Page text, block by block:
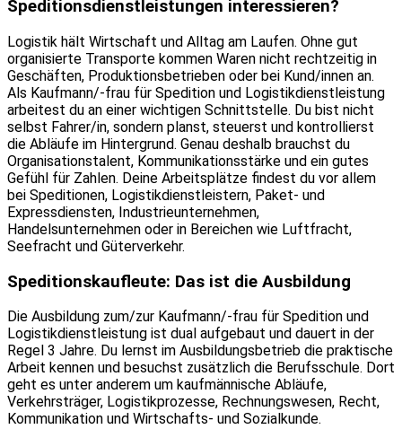
Speditionsdienstleistungen interessieren?
Logistik hält Wirtschaft und Alltag am Laufen. Ohne gut
organisierte Transporte kommen Waren nicht rechtzeitig in
Geschäften, Produktionsbetrieben oder bei Kund/innen an.
Als Kaufmann/-frau für Spedition und Logistikdienstleistung
arbeitest du an einer wichtigen Schnittstelle. Du bist nicht
selbst Fahrer/in, sondern planst, steuerst und kontrollierst
die Abläufe im Hintergrund. Genau deshalb brauchst du
Organisationstalent, Kommunikationsstärke und ein gutes
Gefühl für Zahlen. Deine Arbeitsplätze findest du vor allem
bei Speditionen, Logistikdienstleistern, Paket- und
Expressdiensten, Industrieunternehmen,
Handelsunternehmen oder in Bereichen wie Luftfracht,
Seefracht und Güterverkehr.
Speditionskaufleute: Das ist die Ausbildung
Die Ausbildung zum/zur Kaufmann/-frau für Spedition und
Logistikdienstleistung ist dual aufgebaut und dauert in der
Regel 3 Jahre. Du lernst im Ausbildungsbetrieb die praktische
Arbeit kennen und besuchst zusätzlich die Berufsschule. Dort
geht es unter anderem um kaufmännische Abläufe,
Verkehrsträger, Logistikprozesse, Rechnungswesen, Recht,
Kommunikation und Wirtschafts- und Sozialkunde.